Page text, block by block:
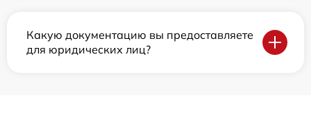
Какую документацию вы предоставляете
для юридических лиц?